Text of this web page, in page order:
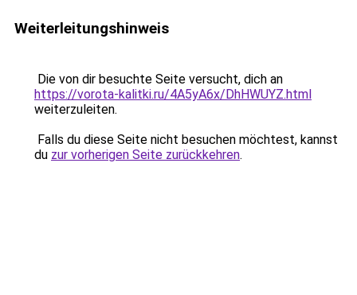
Weiterleitungshinweis
Die von dir besuchte Seite versucht, dich an
https://vorota-kalitki.ru/4A5yA6x/DhHWUYZ.html
weiterzuleiten.
Falls du diese Seite nicht besuchen möchtest, kannst
du zur vorherigen Seite zurückkehren.